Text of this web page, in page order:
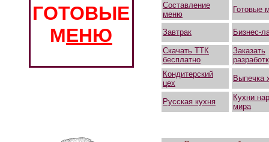
ГОТОВЫЕ
МЕНЮ
Составление
меню
Готовые
Завтрак Бизнес-
Скачать ТТК
бесплатно
Заказать
Кондитерский
цех
Выпечка
Русская кухня
Кухни
мира